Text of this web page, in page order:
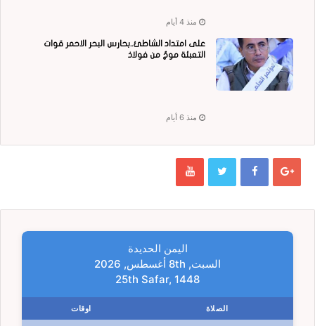
منذ 4 أيام
على امتداد الشاطئ..بحارس البحر الاحمر قوات
التعبئة موجٌ من فولاذ
منذ 6 أيام
اليمن الحديدة
السبت, 8th أغسطس, 2026
25th Safar, 1448
الصلاة اوقات